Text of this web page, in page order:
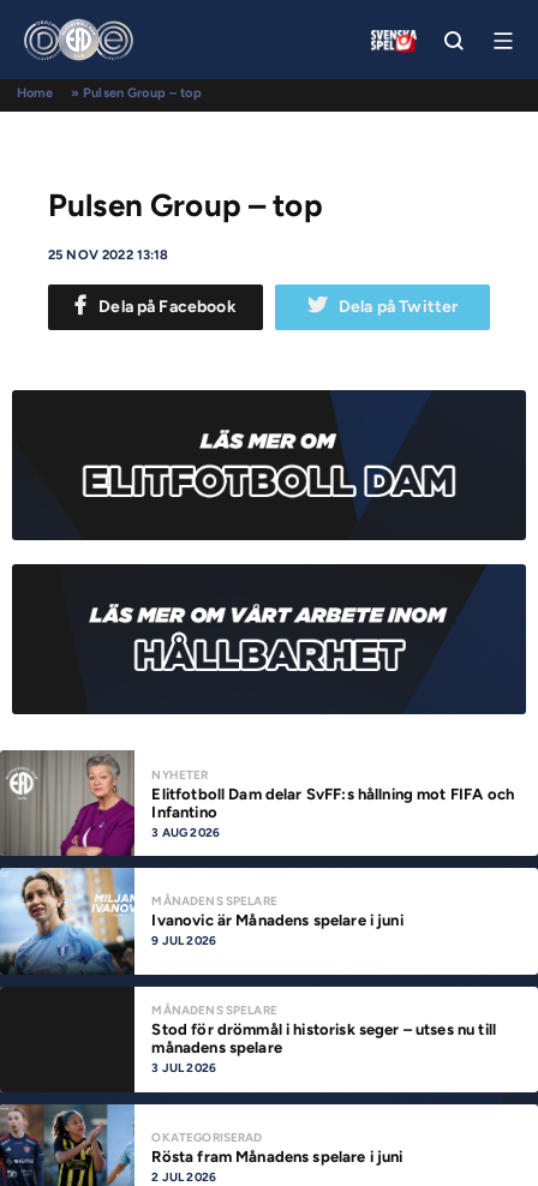
Home » Pulsen Group – top
Pulsen Group – top
25 NOV 2022 13:18
Dela på Facebook Dela på Twitter
NYHETER
Elitfotboll Dam delar SvFF:s hållning mot FIFA och
Infantino
3 AUG 2026
MÅNADENS SPELARE
Ivanovic är Månadens spelare i juni
9 JUL 2026
MÅNADENS SPELARE
Stod för drömmål i historisk seger – utses nu till
månadens spelare
3 JUL 2026
OKATEGORISERAD
Rösta fram Månadens spelare i juni
2 JUL 2026